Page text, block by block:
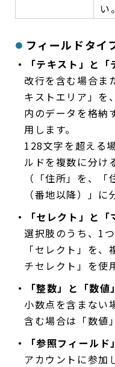
い。
フィールドタイ
・「テキスト」と「
改行を含む場合ま
キストエリア」を
内のデータを格納
用します。
128文字を超える
ルドを複数に分け
（「住所」を、
（番地以降）」に
・「セレクト」と「
選択肢のうち、1
「セレクト」を
チセレクト」を使
・「整数」と「数値」
小数点を含まない
含む場合は「数値
・「参照フィールド
アカウントに参加